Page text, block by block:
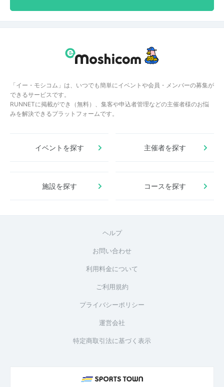
「イー・モシコム」は、いつでも簡単にイベントや会員・メンバーの募集が
できるサービスです。
RUNNETに掲載ができ（無料）、集客や申込者管理などの主催者様のお悩
みを解決できるプラットフォームです。
イベントを探す 主催者を探す
施設を探す コースを探す
ヘルプ
お問い合わせ
利用料金について
ご利用規約
プライバシーポリシー
運営会社
特定商取引法に基づく表示